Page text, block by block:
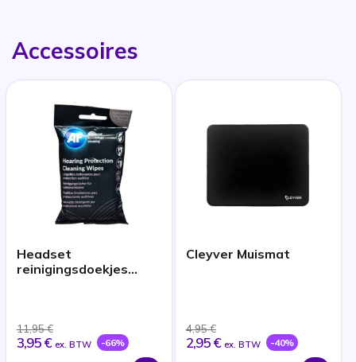
Accessoires
Headset
reinigingsdoekjes
11,95 €
3,95 € ex. BTW -66%
Cleyver Muismat
4,95 €
2,95 € ex. BTW -40%